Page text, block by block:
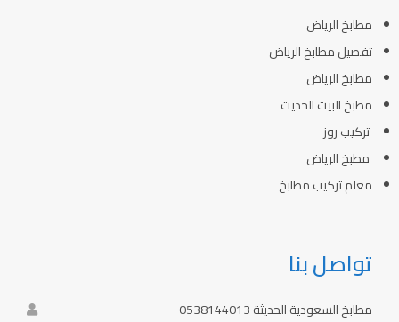
مطابخ الرياض
تفصيل مطابخ الرياض
مطابخ الرياض
مطبخ البيت الحديث
تركيب روز
مطبخ الرياض
معلم تركيب مطابخ
تواصل بنا
مطابخ السعودية الحديثة 0538144013